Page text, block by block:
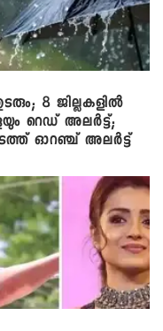
8 ജില്ലകളിൽ
റെഡ് അലർട്ട്;
ഓറഞ്ച് അലർട്ട്